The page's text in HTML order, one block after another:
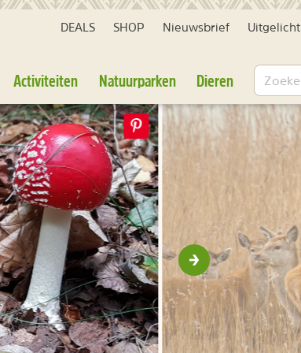
DEALS SHOP Nieuwsbrief Uitgelicht
Activiteiten Natuurparken Dieren Zoeken
Volgende